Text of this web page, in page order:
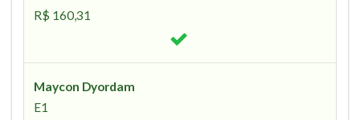
R$ 160,31
Maycon Dyordam
E1